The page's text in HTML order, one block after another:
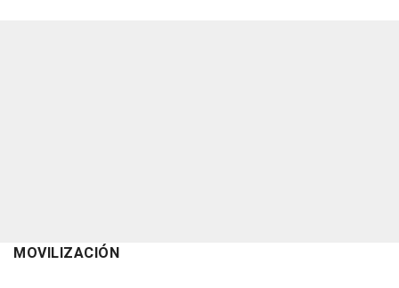
MOVILIZACIÓN